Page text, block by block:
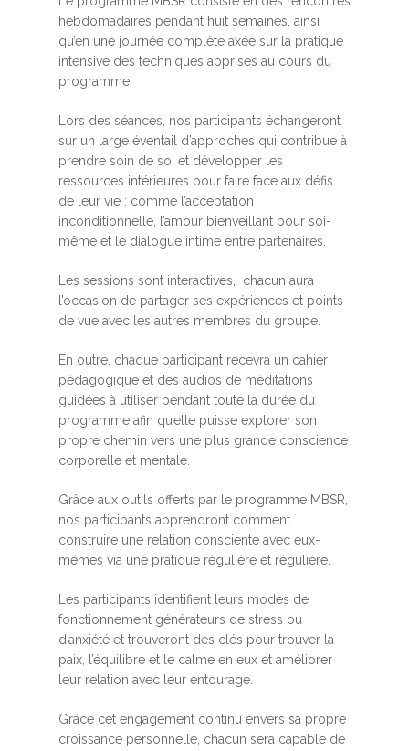
hebdomadaires pendant huit semaines, ainsi
qu’en une journée complète axée sur la pratique
intensive des techniques apprises au cours du
programme.
Lors des séances, nos participants échangeront
sur un large éventail d’approches qui contribue à
prendre soin de soi et développer les
ressources intérieures pour faire face aux défis
de leur vie : comme l’acceptation
inconditionnelle, l’amour bienveillant pour soi-
même et le dialogue intime entre partenaires.
Les sessions sont interactives, chacun aura
l’occasion de partager ses expériences et points
de vue avec les autres membres du groupe.
En outre, chaque participant recevra un cahier
pédagogique et des audios de méditations
guidées à utiliser pendant toute la durée du
programme afin qu’elle puisse explorer son
propre chemin vers une plus grande conscience
corporelle et mentale.
Grâce aux outils offerts par le programme MBSR,
nos participants apprendront comment
construire une relation consciente avec eux-
mêmes via une pratique régulière et régulière.
Les participants identifient leurs modes de
fonctionnement générateurs de stress ou
d’anxiété et trouveront des clés pour trouver la
paix, l’équilibre et le calme en eux et améliorer
leur relation avec leur entourage.
Grâce cet engagement continu envers sa propre
croissance personnelle, chacun sera capable de